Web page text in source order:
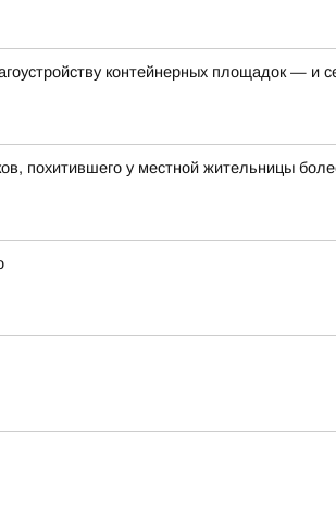
контейнерных площадок — и
похитившего у местной жительницы